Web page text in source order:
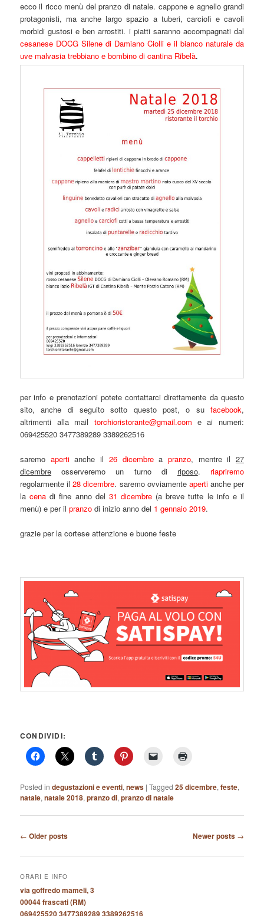
ecco il ricco menù del pranzo di natale. cappone e agnello grandi
protagonisti, ma anche largo spazio a tuberi, carciofi e cavoli
morbidi gustosi e ben arrostiti. i piatti saranno accompagnati dal
cesanese DOCG Silene di Damiano Ciolli e il bianco naturale da
uve malvasia trebbiano e bombino di cantina Ribelà.
per info e prenotazioni potete contattarci direttamente da questo
sito, anche di seguito sotto questo post, o su facebook,
altrimenti alla mail torchioristorante@gmail.com e ai numeri:
069425520 3477389289 3389262516
saremo apertianche il 26 dicembrea pranzo, mentre il 27
dicembre osserveremo un turno di riposo. riapriremo
regolarmente il28 dicembre. saremo ovviamente apertianche per
lacena di fine anno del 31 dicembre (a breve tutte le info e il
menù) e per ilpranzo di inizio anno del 1 gennaio 2019.
grazie per la cortese attenzione e buone feste
CONDIVIDI:
Posted in degustazioni e eventi,news |Tagged 25 dicembre,feste,
natale,natale 2018,pranzo di,pranzo di natale
Post
← Older posts Newer posts →
ORARI E INFO
via goffredo mameli, 3
00044 frascati (RM)
069425520 3477389289 3389262516